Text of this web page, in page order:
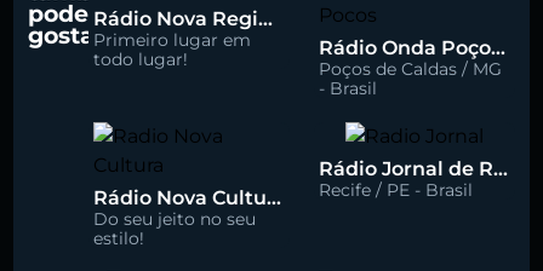
pode
gostar
Rádio Nova Regional 91.5 FM
Primeiro lugar em
todo lugar!
Rádio Onda Poços 96.7 FM
Poços de Caldas / MG
- Brasil
Rádio Nova Cultura 93.1 FM
Do seu jeito no seu
estilo!
Rádio Jornal de Recife 90.3 FM
Recife / PE - Brasil